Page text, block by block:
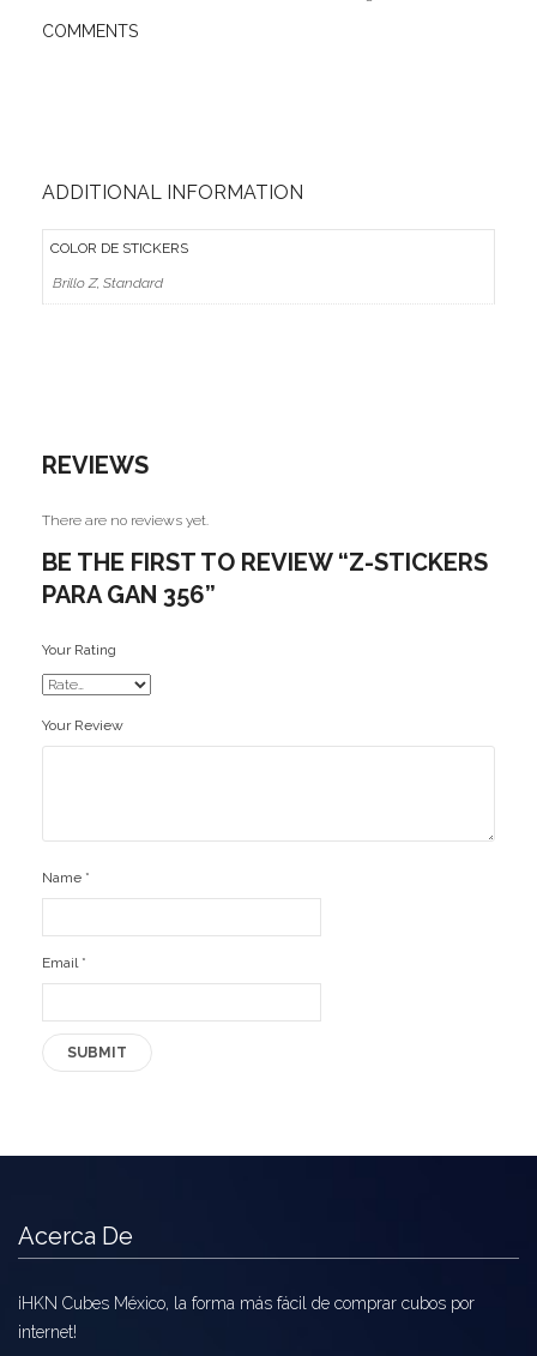
Ofertas
COMMENTS
ADDITIONAL INFORMATION
COLOR DE STICKERS
Brillo Z, Standard
REVIEWS
There are no reviews yet.
BE THE FIRST TO REVIEW “Z-STICKERS
PARA GAN 356”
Your Rating
Your Review
Name *
Email *
Acerca De
¡HKN Cubes México, la forma más fácil de comprar cubos por
internet!